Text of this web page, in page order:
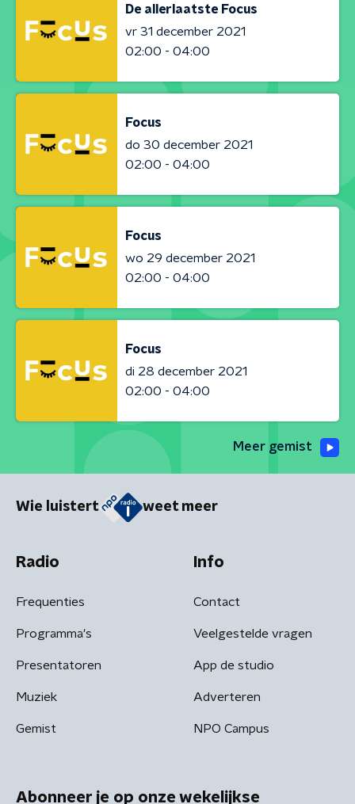
De allerlaatste Focus
vr 31 december 2021
02:00 - 04:00
Focus
do 30 december 2021
02:00 - 04:00
Focus
wo 29 december 2021
02:00 - 04:00
Focus
di 28 december 2021
02:00 - 04:00
Meer gemist
Wie luistert weet meer
Radio
Frequenties
Programma's
Presentatoren
Muziek
Gemist
Info
Contact
Veelgestelde vragen
App de studio
Adverteren
NPO Campus
Abonneer je op onze wekelijkse